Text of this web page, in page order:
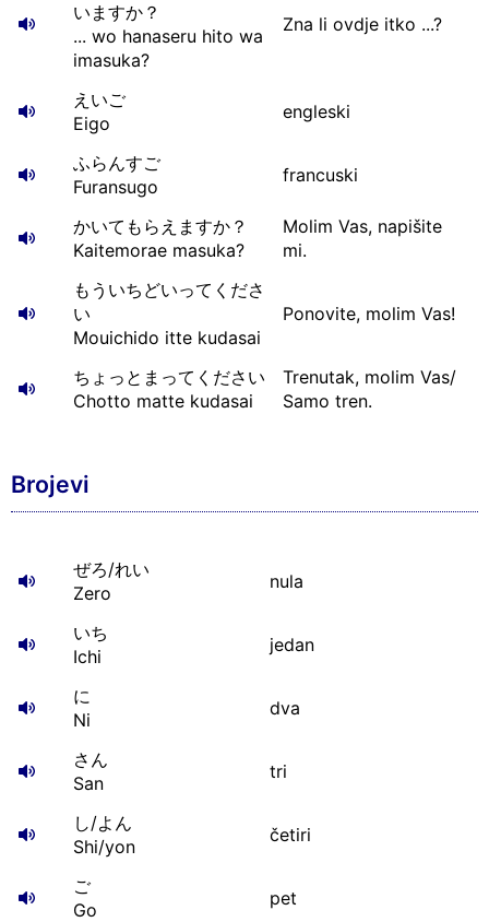
いますか？
... wo hanaseru hito wa
imasuka?
Zna li ovdje itko ...?
えいご
Eigo
engleski
ふらんすご
Furansugo
francuski
かいてもらえますか？
Kaitemorae masuka?
Molim Vas, napišite
mi.
もういちどいってくださ
い
Mouichido itte kudasai
Ponovite, molim Vas!
ちょっとまってください
Chotto matte kudasai
Trenutak, molim Vas/
Samo tren.
Brojevi
ぜろ/れい
Zero
nula
いち
Ichi
jedan
に
Ni
dva
さん
San
tri
し/よん
Shi/yon
četiri
ご
Go
pet